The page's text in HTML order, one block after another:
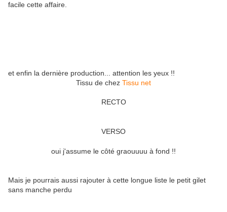
facile cette affaire.
et enfin la dernière production... attention les yeux !!
Tissu de chez Tissu net
RECTO
VERSO
oui j'assume le côté graouuuu à fond !!
Mais je pourrais aussi rajouter à cette longue liste le petit gilet
sans manche perdu